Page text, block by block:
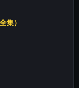
集）